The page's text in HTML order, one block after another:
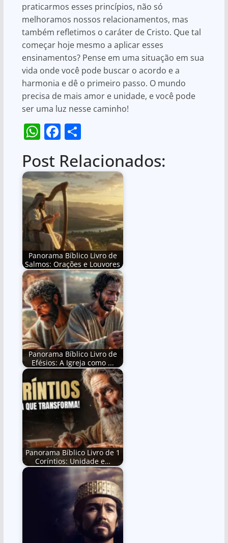
praticarmos esses princípios, não só
melhoramos nossos relacionamentos, mas
também refletimos o caráter de Cristo. Que tal
começar hoje mesmo a aplicar esses
ensinamentos? Pense em uma situação em sua
vida onde você pode buscar o acordo e a
harmonia e dê o primeiro passo. O mundo
precisa de mais amor e unidade, e você pode
ser uma luz nesse caminho!
W
at
s
A
p
p
F
c
e
b
o
o
k
S
ar
e
Post Relacionados:
Panorama Bíblico Livro de
Salmos: Orações e Louvores
Panorama Bíblico Livro de
Efésios: A Igreja como ...
Panorama Bíblico Livro de 1
Coríntios: Unidade e…